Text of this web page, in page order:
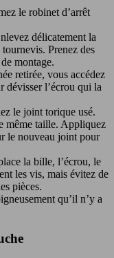
le robinet d’arrêt
délicatement la
Prenez des
montage.
retirée, vous accédez
dévisser l’écrou qui la
le joint torique usé.
même taille. Appliquez
le nouveau joint pour
la bille, l’écrou, le
les vis, mais évitez de
pièces.
qu’il n’y a